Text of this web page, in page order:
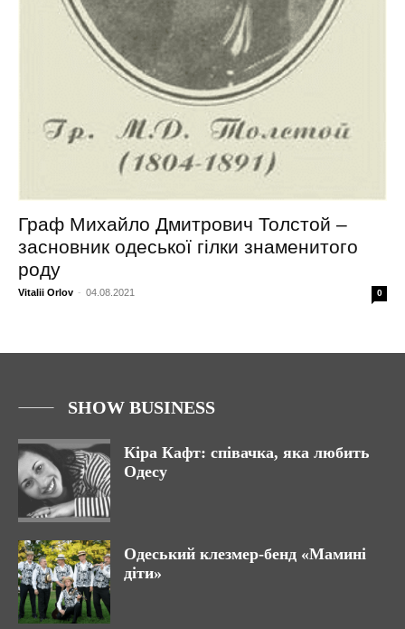
Граф Михайло Дмитрович Толстой –
засновник одеської гілки знаменитого
роду
Vitalii Orlov - 04.08.2021 0
SHOW BUSINESS
Кіра Кафт: співачка, яка любить
Одесу
Одеський клезмер-бенд «Мамині
діти»